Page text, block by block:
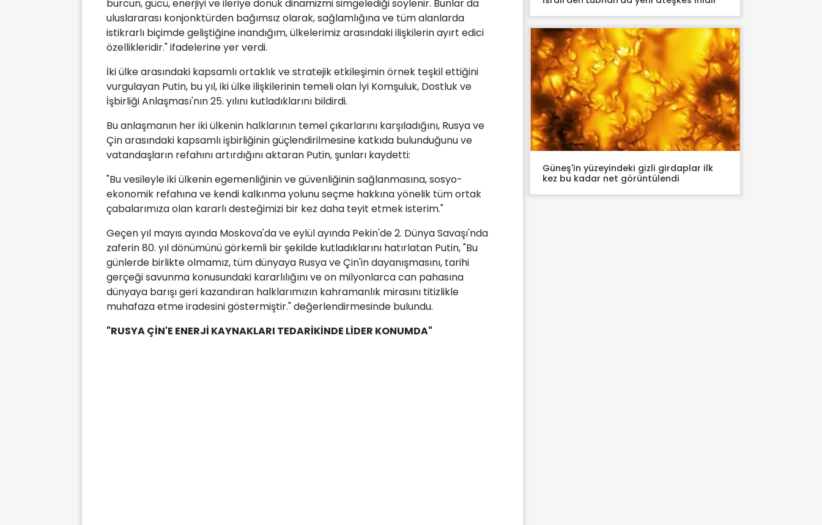
burcun, gücü, enerjiyi ve ileriye dönük dinamizmi simgelediği söylenir. Bunlar da
uluslararası konjonktürden bağımsız olarak, sağlamlığına ve tüm alanlarda
istikrarlı biçimde geliştiğine inandığım, ülkelerimiz arasındaki ilişkilerin ayırt edici
özellikleridir." ifadelerine yer verdi.
İki ülke arasındaki kapsamlı ortaklık ve stratejik etkileşimin örnek teşkil ettiğini
vurgulayan Putin, bu yıl, iki ülke ilişkilerinin temeli olan İyi Komşuluk, Dostluk ve
İşbirliği Anlaşması'nın 25. yılını kutladıklarını bildirdi.
Bu anlaşmanın her iki ülkenin halklarının temel çıkarlarını karşıladığını, Rusya ve
Çin arasındaki kapsamlı işbirliğinin güçlendirilmesine katkıda bulunduğunu ve
vatandaşların refahını artırdığını aktaran Putin, şunları kaydetti:
"Bu vesileyle iki ülkenin egemenliğinin ve güvenliğinin sağlanmasına, sosyo-
ekonomik refahına ve kendi kalkınma yolunu seçme hakkına yönelik tüm ortak
çabalarımıza olan kararlı desteğimizi bir kez daha teyit etmek isterim."
Geçen yıl mayıs ayında Moskova'da ve eylül ayında Pekin'de 2. Dünya Savaşı'nda
zaferin 80. yıl dönümünü görkemli bir şekilde kutladıklarını hatırlatan Putin, "Bu
günlerde birlikte olmamız, tüm dünyaya Rusya ve Çin'in dayanışmasını, tarihi
gerçeği savunma konusundaki kararlılığını ve on milyonlarca can pahasına
dünyaya barışı geri kazandıran halklarımızın kahramanlık mirasını titizlikle
muhafaza etme iradesini göstermiştir." değerlendirmesinde bulundu.
"RUSYA ÇİN'E ENERJİ KAYNAKLARI TEDARİKİNDE LİDER KONUMDA"
Güneş'in yüzeyindeki gizli girdaplar ilk
kez bu kadar net görüntülendi